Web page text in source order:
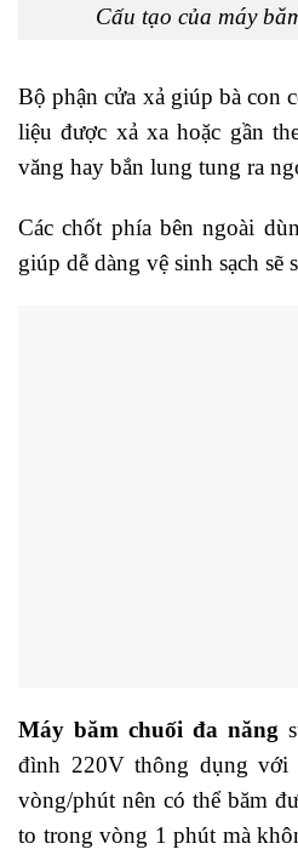
Cấu tạo của máy
Bộ phận cửa xả giúp bà con
liệu được xả xa hoặc gần
văng hay bắn lung tung ra
Các chốt phía bên ngoài
giúp dễ dàng vệ sinh sạch sẽ
Máy băm chuối đa năng
đình 220V thông dụng với
vòng/phút nên có thể băm
to trong vòng 1 phút mà